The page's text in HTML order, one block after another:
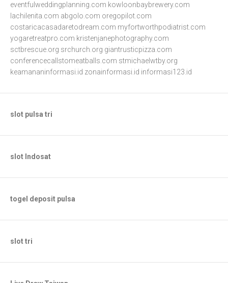
eventfulweddingplanning.com kowloonbaybrewery.com
lachilenita.com abgolo.com oregopilot.com
costaricacasadaretodream.com myfortworthpodiatrist.com
yogaretreatpro.com kristenjanephotography.com
sctbrescue.org srchurch.org giantrusticpizza.com
conferencecallstomeatballs.com stmichaelwtby.org
keamananinformasi.id zonainformasi.id informasi123.id
slot pulsa tri
slot Indosat
togel deposit pulsa
slot tri